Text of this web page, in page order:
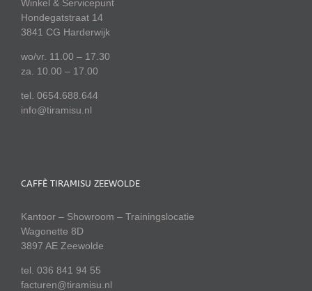
Winkel & Servicepunt
Hondegatstraat 14
3841 CG Harderwijk
wo/vr. 11.00 – 17.30
za. 10.00 – 17.00
tel. 0654.688.644
info@tiramisu.nl
CAFFÈ TIRAMISU ZEEWOLDE
Kantoor – Showroom – Trainingslocatie
Wagonette 8D
3897 AE Zeewolde
tel. 036 841 94 55
facturen@tiramisu.nl